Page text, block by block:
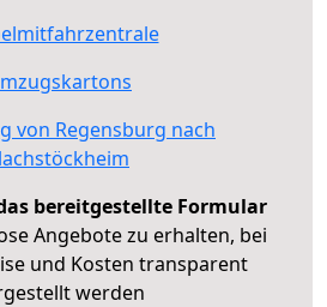
von Regensburg nach
bereitgestellte Formular
Angebote zu erhalten, bei
und Kosten transparent
werden